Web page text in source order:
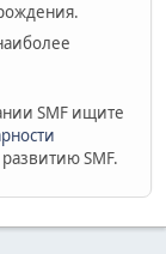
SMF ищите
SMF.